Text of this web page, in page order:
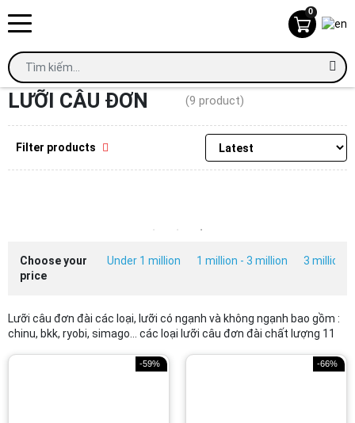
0
Home Lưỡi câu đơn
LƯỠI CÂU ĐƠN (9 product)
Filter products
Choose your
price
Under 1 million 1 million - 3 million 3 million -
Lưỡi câu đơn đài các loại, lưỡi có ngạnh và không ngạnh bao gồm :
chinu, bkk, ryobi, simago... các loại lưỡi câu đơn đài chất lượng 11
-59% -66%